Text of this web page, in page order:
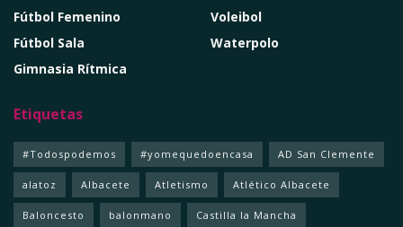
Fútbol Femenino
Fútbol Sala
Gimnasia Rítmica
Voleibol
Waterpolo
Etiquetas
#Todospodemos #yomequedoencasa AD San Clemente
alatoz Albacete Atletismo Atlético Albacete
Baloncesto balonmano Castilla la Mancha